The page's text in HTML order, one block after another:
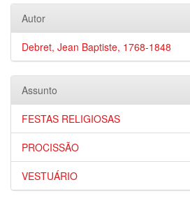
Autor
Debret, Jean Baptiste, 1768-1848
Assunto
FESTAS RELIGIOSAS
PROCISSÃO
VESTUÁRIO